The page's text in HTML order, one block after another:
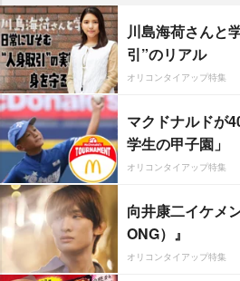
川島海荷さんと
引”のリアル
オリコンタイアップ特集
マクドナルドが
学生の甲子園」
オリコンタイアップ特集
向井康二イケメ
ONG）』
オリコンタイアップ特集